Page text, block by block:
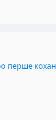
перше